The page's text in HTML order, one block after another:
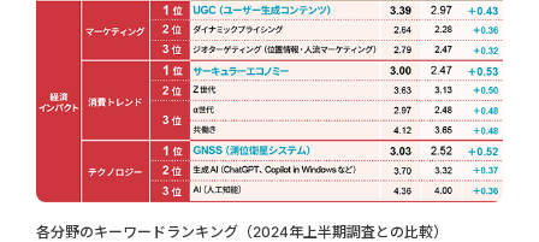
各分野のキーワードランキング（2024年上半期調査との比較）